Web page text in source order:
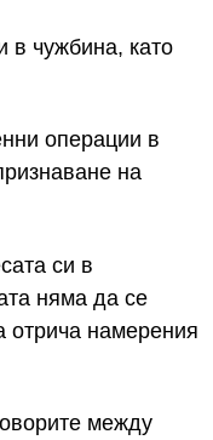
в чужбина, като
операции в
на
си в
няма да се
отрича намерения
между